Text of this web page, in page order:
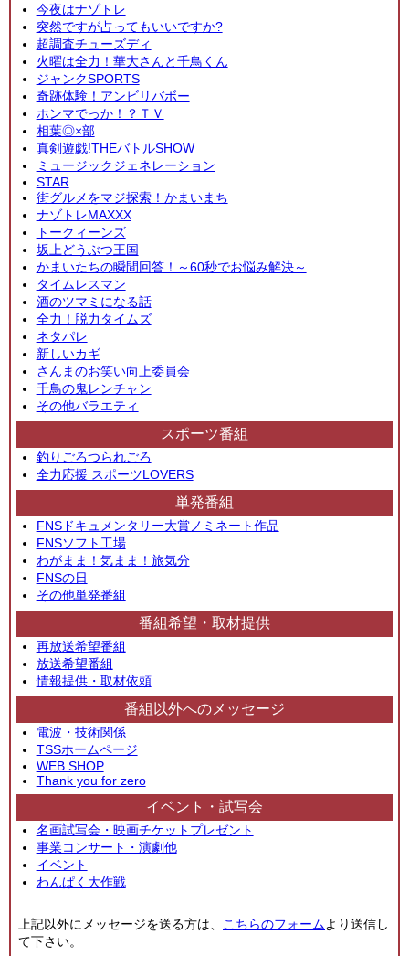
今夜はナゾトレ
突然ですが占ってもいいですか?
超調査チューズディ
火曜は全力！華大さんと千鳥くん
ジャンクSPORTS
奇跡体験！アンビリバボー
ホンマでっか！？ＴＶ
相葉◎×部
真剣遊戯!THEバトルSHOW
ミュージックジェネレーション
STAR
街グルメをマジ探索！かまいまち
ナゾトレMAXXX
トークィーンズ
坂上どうぶつ王国
かまいたちの瞬間回答！～60秒でお悩み解決～
タイムレスマン
酒のツマミになる話
全力！脱力タイムズ
ネタパレ
新しいカギ
さんまのお笑い向上委員会
千鳥の鬼レンチャン
その他バラエティ
スポーツ番組
釣りごろつられごろ
全力応援 スポーツLOVERS
単発番組
FNSドキュメンタリー大賞ノミネート作品
FNSソフト工場
わがまま！気まま！旅気分
FNSの日
その他単発番組
番組希望・取材提供
再放送希望番組
放送希望番組
情報提供・取材依頼
番組以外へのメッセージ
電波・技術関係
TSSホームページ
WEB SHOP
Thank you for zero
イベント・試写会
名画試写会・映画チケットプレゼント
事業コンサート・演劇他
イベント
わんぱく大作戦
上記以外にメッセージを送る方は、 こちらのフォームより送信し
て下さい。